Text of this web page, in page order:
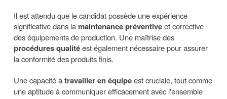
Il est attendu que le candidat possède une expérience
significative dans la maintenance préventiveet corrective
des équipements de production. Une maîtrise des
procédures qualitéest également nécessaire pour assurer
la conformité des produits finis.
Une capacité àtravailler en équipeest cruciale, tout comme
une aptitude à communiquer efficacement avec l'ensemble